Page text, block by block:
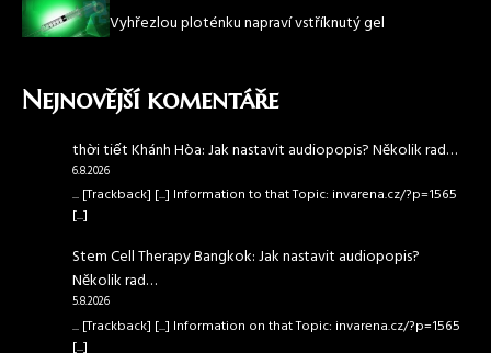
Vyhřezlou ploténku napraví vstříknutý gel
Nejnovější komentáře
thời tiết Khánh Hòa:Jak nastavit audiopopis? Několik rad…
6.8.2026
... [Trackback] [...] Information to that Topic: invarena.cz/?p=1565
[...]
Stem Cell Therapy Bangkok:Jak nastavit audiopopis?
Několik rad…
5.8.2026
... [Trackback] [...] Information on that Topic: invarena.cz/?p=1565
[...]